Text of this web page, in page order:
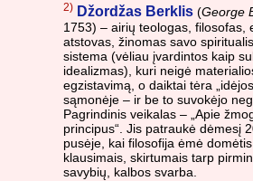
2) Džordžas Berklis (George
1753) – airių teologas, filosofas,
atstovas, žinomas savo
sistema (vėliau įvardintos kaip
idealizmas), kuri neigė
egzistavimą, o daiktai tėra
sąmonėje – ir be to suvokėjo
Pagrindinis veikalas – „Apie
principus“. Jis patraukė dėmesį
pusėje, kai filosofija ėmė
klausimais, skirtumais tarp
savybių, kalbos svarba.